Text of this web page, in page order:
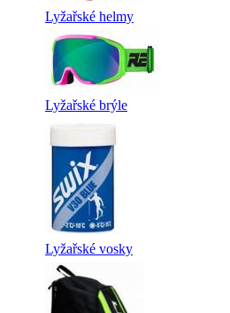
Lyžařské helmy
Lyžařské brýle
Lyžařské vosky